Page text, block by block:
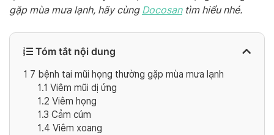
gặp mùa mưa lạnh, hãy cùng Docosantìm hiểu nhé.
Tóm tắt nội dung
1 7 bệnh tai mũi họng thường gặp mùa mưa lạnh
1.1 Viêm mũi dị ứng
1.2 Viêm họng
1.3 Cảm cúm
1.4 Viêm xoang